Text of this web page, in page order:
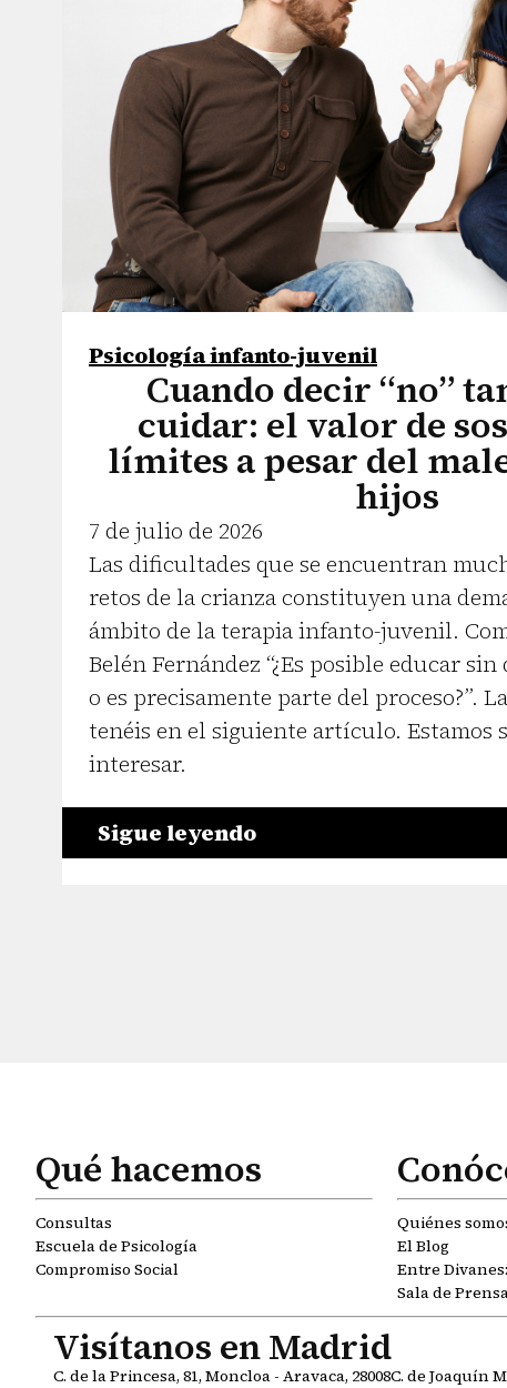
Psicología infanto-juvenil
Cuando decir “no”
cuidar: el valor de
límites a pesar del
hijos
7 de julio de 2026
Las dificultades que se encuentran
retos de la crianza constituyen una
ámbito de la terapia infanto-juvenil.
Belén Fernández “¿Es posible educar
o es precisamente parte del proceso?”.
tenéis en el siguiente artículo. Estamos
interesar.
Sigue leyendo
Qué hacemos
Consultas
Escuela de Psicología
Compromiso Social
Quiénes
El Blog
Entre
Sala de
Visítanos en Madrid
C. de la Princesa, 81, Moncloa - Aravaca, 28008C. de Joaquín